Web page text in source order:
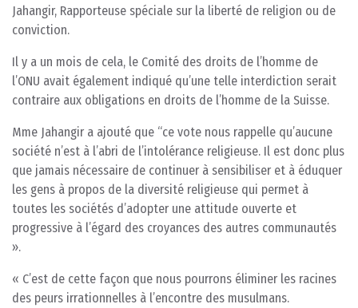
Jahangir, Rapporteuse spéciale sur la liberté de religion ou de
conviction.
Il y a un mois de cela, le Comité des droits de l’homme de
l’ONU avait également indiqué qu’une telle interdiction serait
contraire aux obligations en droits de l’homme de la Suisse.
Mme Jahangir a ajouté que “ce vote nous rappelle qu’aucune
société n’est à l’abri de l’intolérance religieuse. Il est donc plus
que jamais nécessaire de continuer à sensibiliser et à éduquer
les gens à propos de la diversité religieuse qui permet à
toutes les sociétés d’adopter une attitude ouverte et
progressive à l’égard des croyances des autres communautés
».
« C’est de cette façon que nous pourrons éliminer les racines
des peurs irrationnelles à l’encontre des musulmans.